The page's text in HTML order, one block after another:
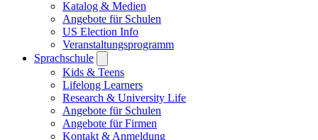
Katalog & Medien
Angebote für Schulen
US Election Info
Veranstaltungsprogramm
Sprachschule
submenu
Kids & Teens
Lifelong Learners
Research & University Life
Angebote für Schulen
Angebote für Firmen
Kontakt & Anmeldung